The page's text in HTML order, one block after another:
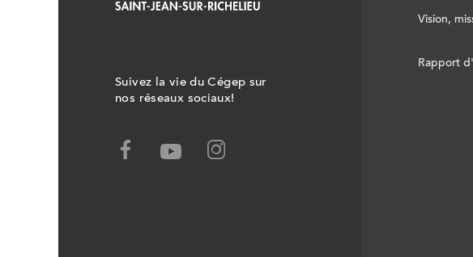
Suivez la vie du Cégep sur
nos réseaux sociaux!
Facebook,Youtube,
Vision,
Rapport